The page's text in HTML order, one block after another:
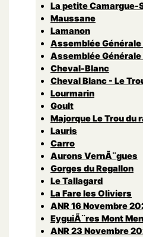
La petite Camargue-
Maussane
Lamanon
Assemblée Générale
Assemblée Générale
Cheval-Blanc
Cheval Blanc - Le
Lourmarin
Goult
Majorque Le Trou du
Lauris
Carro
Aurons VernÃ¨gues
Gorges du Regallon
Le Tallagard
La Fare les Oliviers
ANR 16 Novembre
EyguiÃ¨res Mont
ANR 23 Novembre